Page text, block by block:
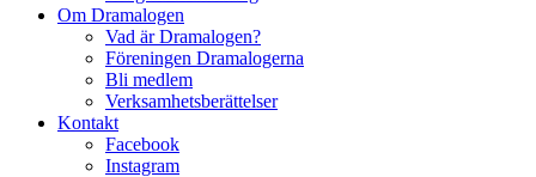
Om Dramalogen
Vad är Dramalogen?
Föreningen Dramalogerna
Bli medlem
Verksamhetsberättelser
Kontakt
Facebook
Instagram